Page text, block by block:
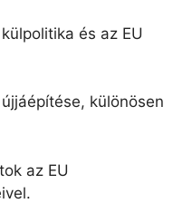
és az EU
különösen
az EU